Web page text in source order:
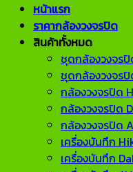
หน้าแรก
ราคากล้องวงจรปิด
สินค้าทั้งหมด
ชุดกล้องวงจร
ชุดกล้องวงจร
กล้องวงจรปิด
กล้องวงจรปิด
กล้องวงจรปิด
เครื่องบันทึก
เครื่องบันทึก